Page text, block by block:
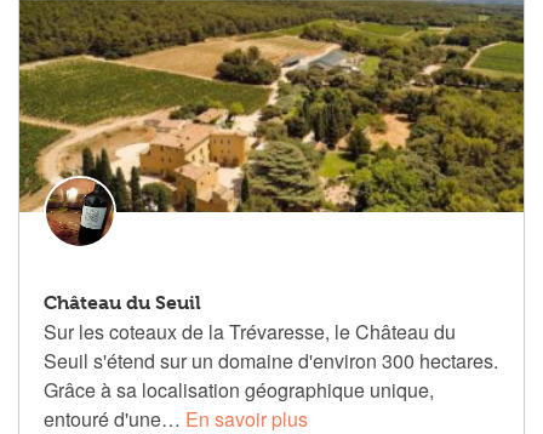
Château du Seuil
Sur les coteaux de la Trévaresse, le Château du
Seuil s'étend sur un domaine d'environ 300 hectares.
Grâce à sa localisation géographique unique,
entouré d'une… En savoir plus